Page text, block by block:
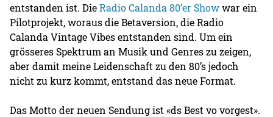
entstanden ist. DieRadio Calanda 80’er Showwar ein
Pilotprojekt, woraus die Betaversion, die Radio
Calanda Vintage Vibes entstanden sind. Um ein
grösseres Spektrum an Musik und Genres zu zeigen,
aber damit meine Leidenschaft zu den 80’s jedoch
nicht zu kurz kommt, entstand das neue Format.
Das Motto der neuen Sendung ist «ds Best vo vorgest».